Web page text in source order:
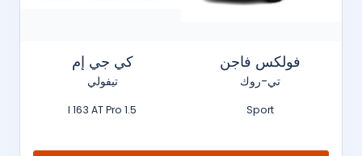
فولكس فاجن
تي-روك
Sport
كي جي إم
تيفولي
1.5 l 163 AT Pro